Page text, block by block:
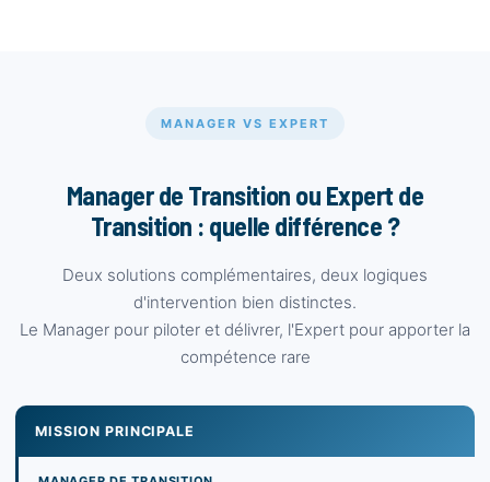
MANAGER VS EXPERT
Manager de Transition ou Expert de
Transition : quelle différence ?
Deux solutions complémentaires, deux logiques
d'intervention bien distinctes.
Le Manager pour piloter et délivrer, l'Expert pour apporter la
compétence rare
MISSION PRINCIPALE